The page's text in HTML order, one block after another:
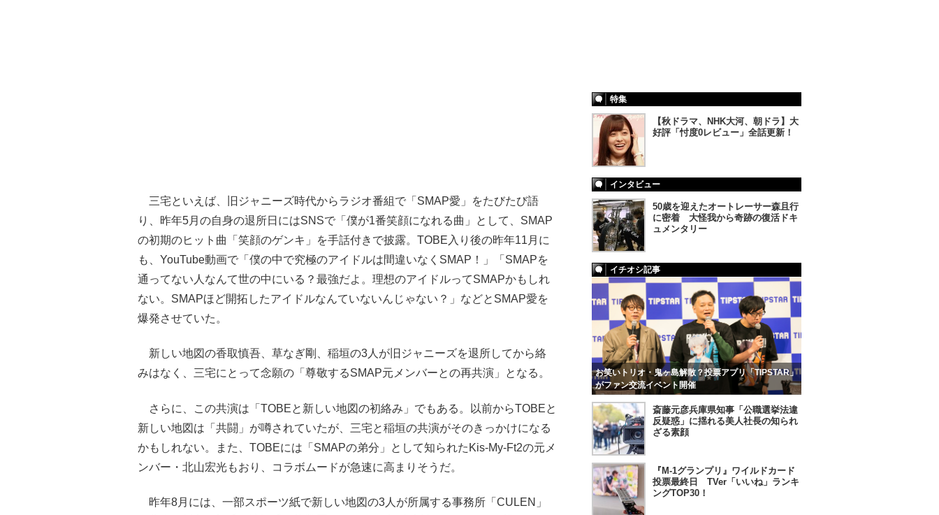
三宅といえば、旧ジャニーズ時代からラジオ番組で「SMAP愛」をたびたび語
り、昨年5月の自身の退所日にはSNSで「僕が1番笑顔になれる曲」として、SMAP
の初期のヒット曲「笑顔のゲンキ」を手話付きで披露。TOBE入り後の昨年11月に
も、YouTube動画で「僕の中で究極のアイドルは間違いなくSMAP！」「SMAPを
通ってない人なんて世の中にいる？最強だよ。理想のアイドルってSMAPかもしれ
ない。SMAPほど開拓したアイドルなんていないんじゃない？」などとSMAP愛を
爆発させていた。
新しい地図の香取慎吾、草なぎ剛、稲垣の3人が旧ジャニーズを退所してから絡
みはなく、三宅にとって念願の「尊敬するSMAP元メンバーとの再共演」となる。
さらに、この共演は「TOBEと新しい地図の初絡み」でもある。以前からTOBEと
新しい地図は「共闘」が噂されていたが、三宅と稲垣の共演がそのきっかけになる
かもしれない。また、TOBEには「SMAPの弟分」として知られたKis-My-Ft2の元メ
ンバー・北山宏光もおり、コラボムードが急速に高まりそうだ。
昨年8月には、一部スポーツ紙で新しい地図の3人が所属する事務所「CULEN」
特集
【秋ドラマ、NHK大河、朝ドラ】大
好評「忖度0レビュー」全話更新！
インタビュー
50歳を迎えたオートレーサー森且行
に密着 大怪我から奇跡の復活ドキ
ュメンタリー
イチオシ記事
お笑いトリオ・鬼ヶ島解散？投票アプリ「TIPSTAR」
がファン交流イベント開催
斎藤元彦兵庫県知事「公職選挙法違
反疑惑」に揺れる美人社長の知られ
ざる素顔
『M-1グランプリ』ワイルドカード
投票最終日 TVer「いいね」ランキ
ングTOP30！